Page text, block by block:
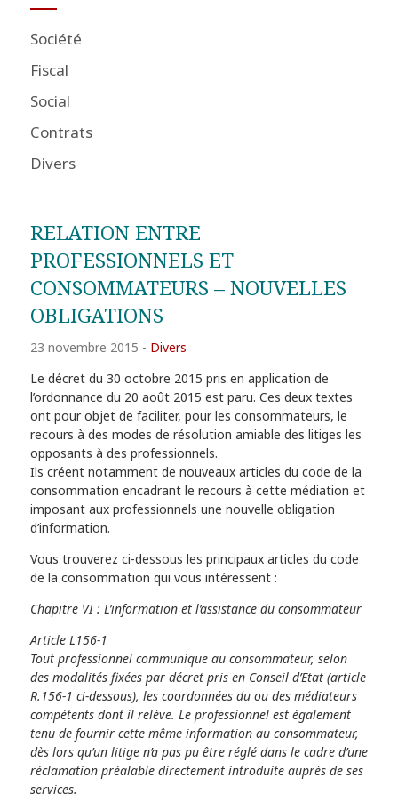
Société
Fiscal
Social
Contrats
Divers
RELATION ENTRE
PROFESSIONNELS ET
CONSOMMATEURS – NOUVELLES
OBLIGATIONS
23 novembre 2015 - Divers
Le décret du 30 octobre 2015 pris en application de
l’ordonnance du 20 août 2015 est paru. Ces deux textes
ont pour objet de faciliter, pour les consommateurs, le
recours à des modes de résolution amiable des litiges les
opposants à des professionnels.
Ils créent notamment de nouveaux articles du code de la
consommation encadrant le recours à cette médiation et
imposant aux professionnels une nouvelle obligation
d’information.
Vous trouverez ci-dessous les principaux articles du code
de la consommation qui vous intéressent :
Chapitre VI : L’information et l’assistance du consommateur
Article L156-1
Tout professionnel communique au consommateur, selon
des modalités fixées par décret pris en Conseil d’Etat (article
R.156-1 ci-dessous), les coordonnées du ou des médiateurs
compétents dont il relève. Le professionnel est également
tenu de fournir cette même information au consommateur,
dès lors qu’un litige n’a pas pu être réglé dans le cadre d’une
réclamation préalable directement introduite auprès de ses
services.